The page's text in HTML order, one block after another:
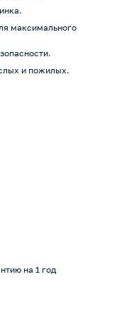
максимального
и пожилых.
на 1 год